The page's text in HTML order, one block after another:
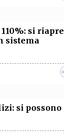
si riapre
sistema
si possono